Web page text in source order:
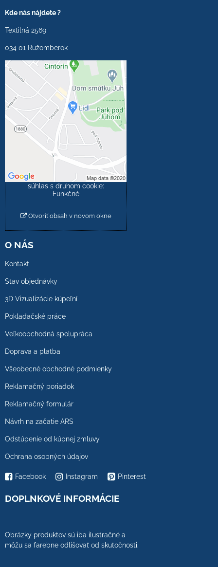
Kde nás nájdete ?
Textilná 2569
034 01 Ružomberok
Externý obsah je
blokovaný Voľbami
súkromia
Prajete si načítať externý
obsah?
Povoliť tentokrát
Povoliť a zapamätať -
súhlas s druhom cookie:
Funkčné
Otvoriť obsah v novom okne
O NÁS
Kontakt
Stav objednávky
3D Vizualizácie kúpeľní
Pokladačské práce
Veľkoobchodná spolupráca
Doprava a platba
Všeobecné obchodné podmienky
Reklamačný poriadok
Reklamačný formulár
Návrh na začatie ARS
Odstúpenie od kúpnej zmluvy
Ochrana osobných údajov
Facebook Instagram Pinterest
DOPLNKOVÉ INFORMÁCIE
Obrázky produktov sú iba ilustračné a
môžu sa farebne odlišovať od skutočnosti.